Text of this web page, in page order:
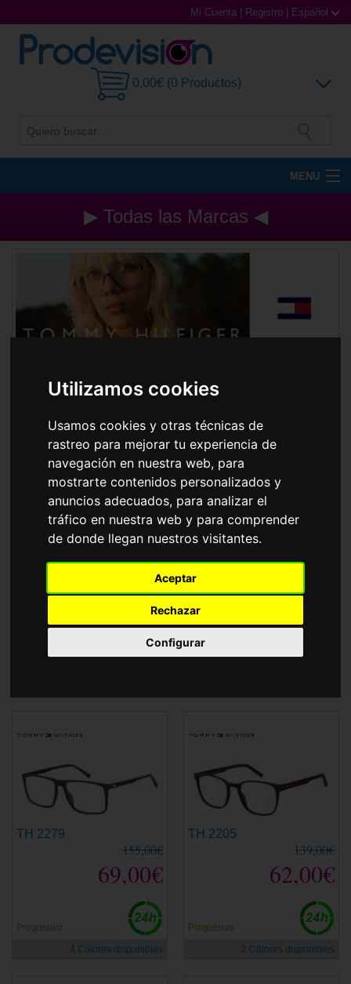
Utilizamos cookies
Usamos cookies y otras técnicas de
rastreo para mejorar tu experiencia de
navegación en nuestra web, para
mostrarte contenidos personalizados y
anuncios adecuados, para analizar el
tráfico en nuestra web y para comprender
de donde llegan nuestros visitantes.
Aceptar
Rechazar
Configurar
Mi Cuenta Registro Español
0,00€ (0 Productos)
MENU
Gafas de Sol
Gafas Graduadas
Gafas Deportivas
Lentillas
▶ Todas las Marcas ◀
Gafas Graduadas Tommy Hilfiger
Ordenar por
TH 2270
149,00€
67,00€
TH 2279
155,00€
69,00€
Progresivo
4 Colores disponibles
TH 2205
139,00€
62,00€
Progresivo
2 Colores disponibles